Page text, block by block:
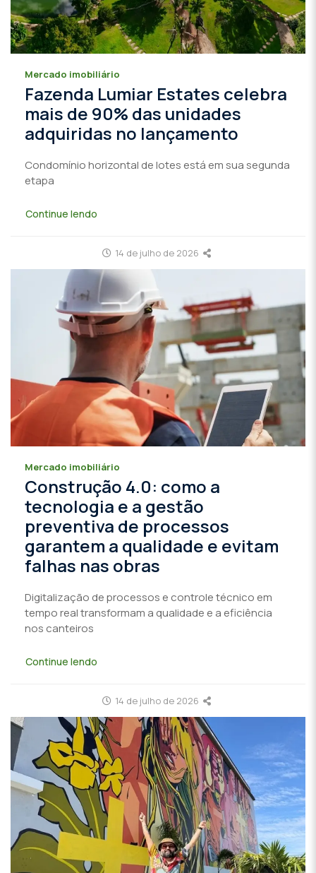
Mercado imobiliário
Fazenda Lumiar Estates celebra
mais de 90% das unidades
adquiridas no lançamento
Condomínio horizontal de lotes está em sua segunda
etapa
Continue lendo
14 de julho de 2026
Mercado imobiliário
Construção 4.0: como a
tecnologia e a gestão
preventiva de processos
garantem a qualidade e evitam
falhas nas obras
Digitalização de processos e controle técnico em
tempo real transformam a qualidade e a eficiência
nos canteiros
Continue lendo
14 de julho de 2026